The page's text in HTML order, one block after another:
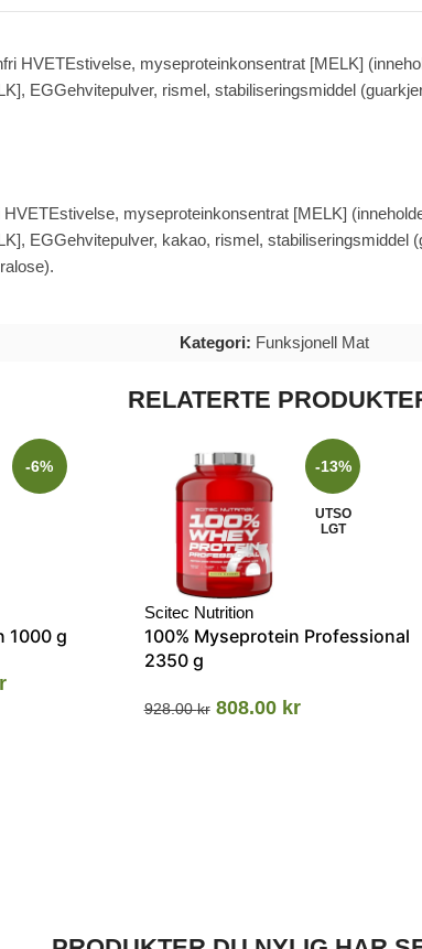
HVETEstivelse, myseproteinkonsentrat [MELK]
], EGGehvitepulver, rismel, stabiliseringsmiddel (
HVETEstivelse, myseproteinkonsentrat [MELK] (innehold
], EGGehvitepulver, kakao, rismel, stabiliseringsmiddel (
).
Kategori: Funksjonell Mat
RELATERTE
-6%
1000 g
-13%
UTSO
LGT
Scitec Nutrition
100% Myseprotein Professional
2350 g
928.00kr 808.00 kr